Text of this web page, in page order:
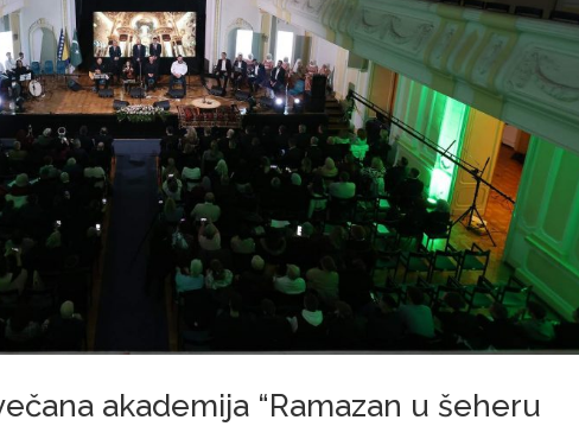
akademija “Ramazan u šeheru